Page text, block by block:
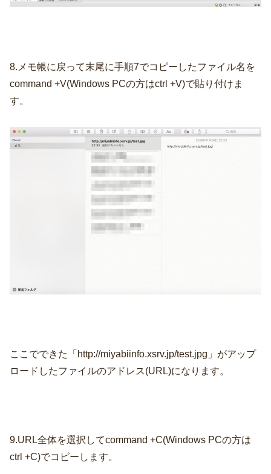
8.メモ帳に戻って末尾に手順7でコピーしたファイル名を
command +V(Windows PCの方はctrl +V)で貼り付けま
す。
ここでできた「http://miyabiinfo.xsrv.jp/test.jpg」がアップ
ロードしたファイルのアドレス(URL)になります。
9.URL全体を選択してcommand +C(Windows PCの方は
ctrl +C)でコピーします。